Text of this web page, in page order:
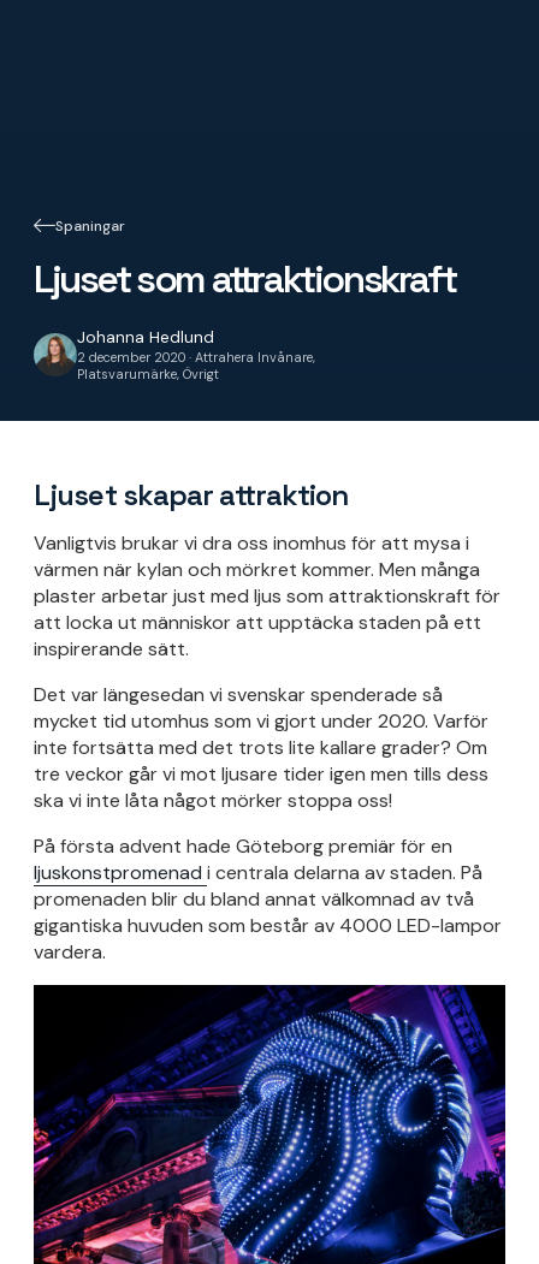
Spaningar
Ljuset som attraktionskraft
Johanna Hedlund
2 december 2020 · Attrahera Invånare,
Platsvarumärke, Övrigt
Ljuset skapar attraktion
Vanligtvis brukar vi dra oss inomhus för att mysa i
värmen när kylan och mörkret kommer. Men många
plaster arbetar just med ljus som attraktionskraft för
att locka ut människor att upptäcka staden på ett
inspirerande sätt.
Det var längesedan vi svenskar spenderade så
mycket tid utomhus som vi gjort under 2020. Varför
inte fortsätta med det trots lite kallare grader? Om
tre veckor går vi mot ljusare tider igen men tills dess
ska vi inte låta något mörker stoppa oss!
På första advent hade Göteborg premiär för en
ljuskonstpromenad i centrala delarna av staden. På
promenaden blir du bland annat välkomnad av två
gigantiska huvuden som består av 4000 LED-lampor
vardera.